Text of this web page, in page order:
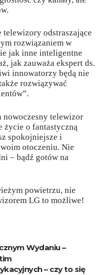
odstraszające
rozwiązaniem w
jak inne inteligentne
jak zauważa ekspert ds.
innowatorzy będą nie
rozwiązywać
nowoczesny telewizor
życie o fantastyczną
spokojniejsze i
otoczeniu. Nie
– bądź gotów na
powietrzu, nie
LG to możliwe!
Wydaniu –
– czy to się